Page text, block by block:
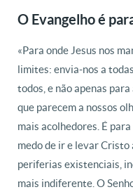
O Evangelho é
«Para onde Jesus nos
limites: envia-nos a
todos, e não apenas
que parecem a nossos
mais acolhedores. É
medo de ir e levar Cristo
periferias existenciais,
mais indiferente. O